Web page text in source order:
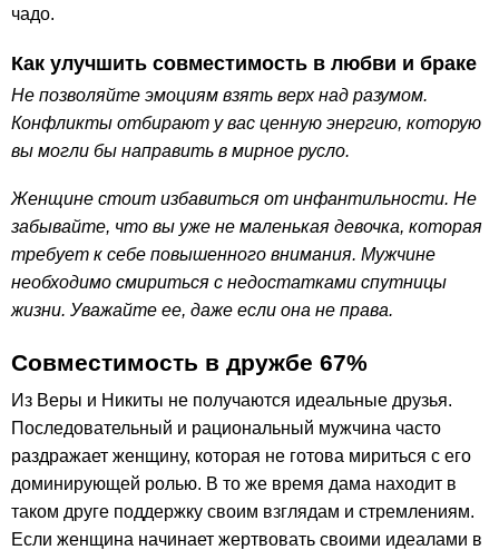
чадо.
Как улучшить совместимость в любви и браке
Не позволяйте эмоциям взять верх над разумом.
Конфликты отбирают у вас ценную энергию, которую
вы могли бы направить в мирное русло.
Женщине стоит избавиться от инфантильности. Не
забывайте, что вы уже не маленькая девочка, которая
требует к себе повышенного внимания. Мужчине
необходимо смириться с недостатками спутницы
жизни. Уважайте ее, даже если она не права.
Совместимость в дружбе 67%
Из Веры и Никиты не получаются идеальные друзья.
Последовательный и рациональный мужчина часто
раздражает женщину, которая не готова мириться с его
доминирующей ролью. В то же время дама находит в
таком друге поддержку своим взглядам и стремлениям.
Если женщина начинает жертвовать своими идеалами в